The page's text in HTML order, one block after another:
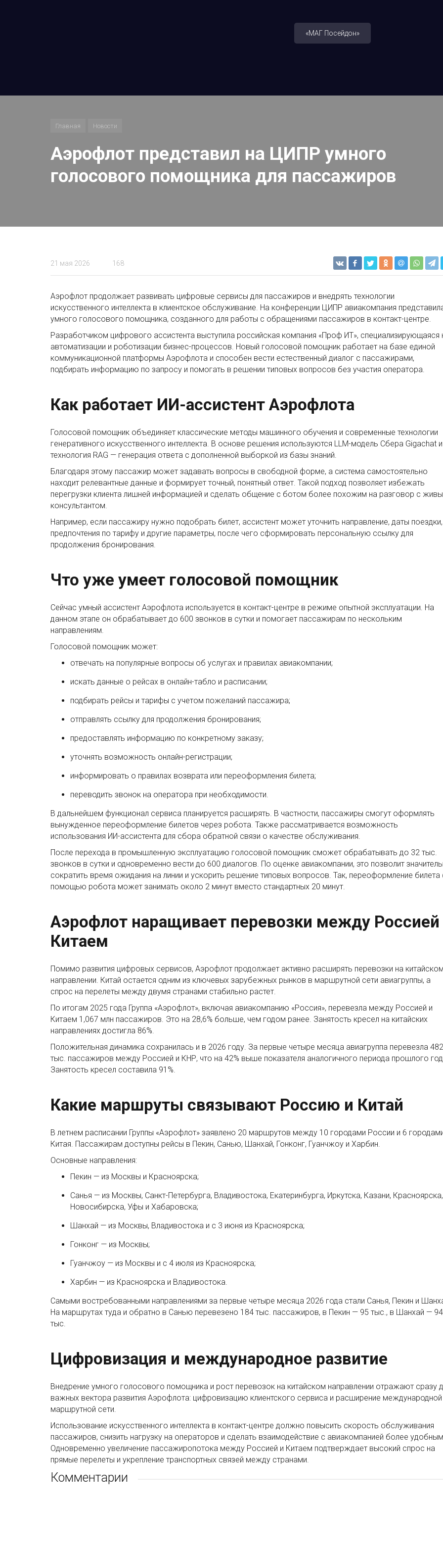
«МАГ Посейдон»
Главная Новости
Аэрофлот представил на ЦИПР умного
голосового помощника для пассажиров
21 мая 2026 168
Аэрофлот продолжает развивать цифровые сервисы для пассажиров и внедрять технологии
искусственного интеллекта в клиентское обслуживание. На конференции ЦИПР авиакомпания
умного голосового помощника, созданного для работы с обращениями пассажиров в контакт-центре.
Разработчиком цифрового ассистента выступила российская компания «Проф ИТ», специализирующаяся
автоматизации и роботизации бизнес-процессов. Новый голосовой помощник работает на базе единой
коммуникационной платформы Аэрофлота и способен вести естественный диалог с пассажирами,
подбирать информацию по запросу и помогать в решении типовых вопросов без участия оператора.
Как работает ИИ-ассистент Аэрофлота
Голосовой помощник объединяет классические методы машинного обучения и современные технологии
генеративного искусственного интеллекта. В основе решения используются LLM-модель Сбера Gigachat и
технология RAG — генерация ответа с дополненной выборкой из базы знаний.
Благодаря этому пассажир может задавать вопросы в свободной форме, а система самостоятельно
находит релевантные данные и формирует точный, понятный ответ. Такой подход позволяет избежать
перегрузки клиента лишней информацией и сделать общение с ботом более похожим на разговор с
консультантом.
Например, если пассажиру нужно подобрать билет, ассистент может уточнить направление, даты поездки,
предпочтения по тарифу и другие параметры, после чего сформировать персональную ссылку для
продолжения бронирования.
Что уже умеет голосовой помощник
Сейчас умный ассистент Аэрофлота используется в контакт-центре в режиме опытной эксплуатации. На
данном этапе он обрабатывает до 600 звонков в сутки и помогает пассажирам по нескольким
направлениям.
Голосовой помощник может:
отвечать на популярные вопросы об услугах и правилах авиакомпании;
искать данные о рейсах в онлайн-табло и расписании;
подбирать рейсы и тарифы с учетом пожеланий пассажира;
отправлять ссылку для продолжения бронирования;
предоставлять информацию по конкретному заказу;
уточнять возможность онлайн-регистрации;
информировать о правилах возврата или переоформления билета;
переводить звонок на оператора при необходимости.
В дальнейшем функционал сервиса планируется расширять. В частности, пассажиры смогут оформлять
вынужденное переоформление билетов через робота. Также рассматривается возможность
использования ИИ-ассистента для сбора обратной связи о качестве обслуживания.
После перехода в промышленную эксплуатацию голосовой помощник сможет обрабатывать до 32 тыс.
звонков в сутки и одновременно вести до 600 диалогов. По оценке авиакомпании, это позволит
сократить время ожидания на линии и ускорить решение типовых вопросов. Так, переоформление билета
помощью робота может занимать около 2 минут вместо стандартных 20 минут.
Аэрофлот наращивает перевозки между Россией
Китаем
Помимо развития цифровых сервисов, Аэрофлот продолжает активно расширять перевозки на китайском
направлении. Китай остается одним из ключевых зарубежных рынков в маршрутной сети авиагруппы, а
спрос на перелеты между двумя странами стабильно растет.
По итогам 2025 года Группа «Аэрофлот», включая авиакомпанию «Россия», перевезла между Россией и
Китаем 1,067 млн пассажиров. Это на 28,6% больше, чем годом ранее. Занятость кресел на китайских
направлениях достигла 86%.
Положительная динамика сохранилась и в 2026 году. За первые четыре месяца авиагруппа перевезла 482
тыс. пассажиров между Россией и КНР, что на 42% выше показателя аналогичного периода прошлого
Занятость кресел составила 91%.
Какие маршруты связывают Россию и Китай
В летнем расписании Группы «Аэрофлот» заявлено 20 маршрутов между 10 городами России и 6
Китая. Пассажирам доступны рейсы в Пекин, Санью, Шанхай, Гонконг, Гуанчжоу и Харбин.
Основные направления:
Пекин — из Москвы и Красноярска;
Санья — из Москвы, Санкт-Петербурга, Владивостока, Екатеринбурга, Иркутска, Казани, Красноярска,
Новосибирска, Уфы и Хабаровска;
Шанхай — из Москвы, Владивостока и с 3 июня из Красноярска;
Гонконг — из Москвы;
Гуанчжоу — из Москвы и с 4 июля из Красноярска;
Харбин — из Красноярска и Владивостока.
Самыми востребованными направлениями за первые четыре месяца 2026 года стали Санья, Пекин и
На маршрутах туда и обратно в Санью перевезено 184 тыс. пассажиров, в Пекин — 95 тыс., в Шанхай — 94
тыс.
Цифровизация и международное развитие
Внедрение умного голосового помощника и рост перевозок на китайском направлении отражают сразу
важных вектора развития Аэрофлота: цифровизацию клиентского сервиса и расширение международной
маршрутной сети.
Использование искусственного интеллекта в контакт-центре должно повысить скорость обслуживания
пассажиров, снизить нагрузку на операторов и сделать взаимодействие с авиакомпанией более
Одновременно увеличение пассажиропотока между Россией и Китаем подтверждает высокий спрос на
прямые перелеты и укрепление транспортных связей между странами.
Комментарии